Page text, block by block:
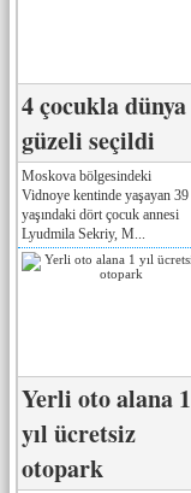
4 çocukla dünya
güzeli seçildi
Moskova bölgesindeki
Vidnoye kentinde yaşayan 39
yaşındaki dört çocuk annesi
Lyudmila Sekriy, M...
Yerli oto alana 1
yıl ücretsiz
otopark